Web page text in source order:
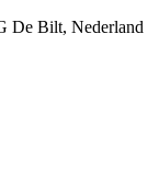
De Bilt, Nederland